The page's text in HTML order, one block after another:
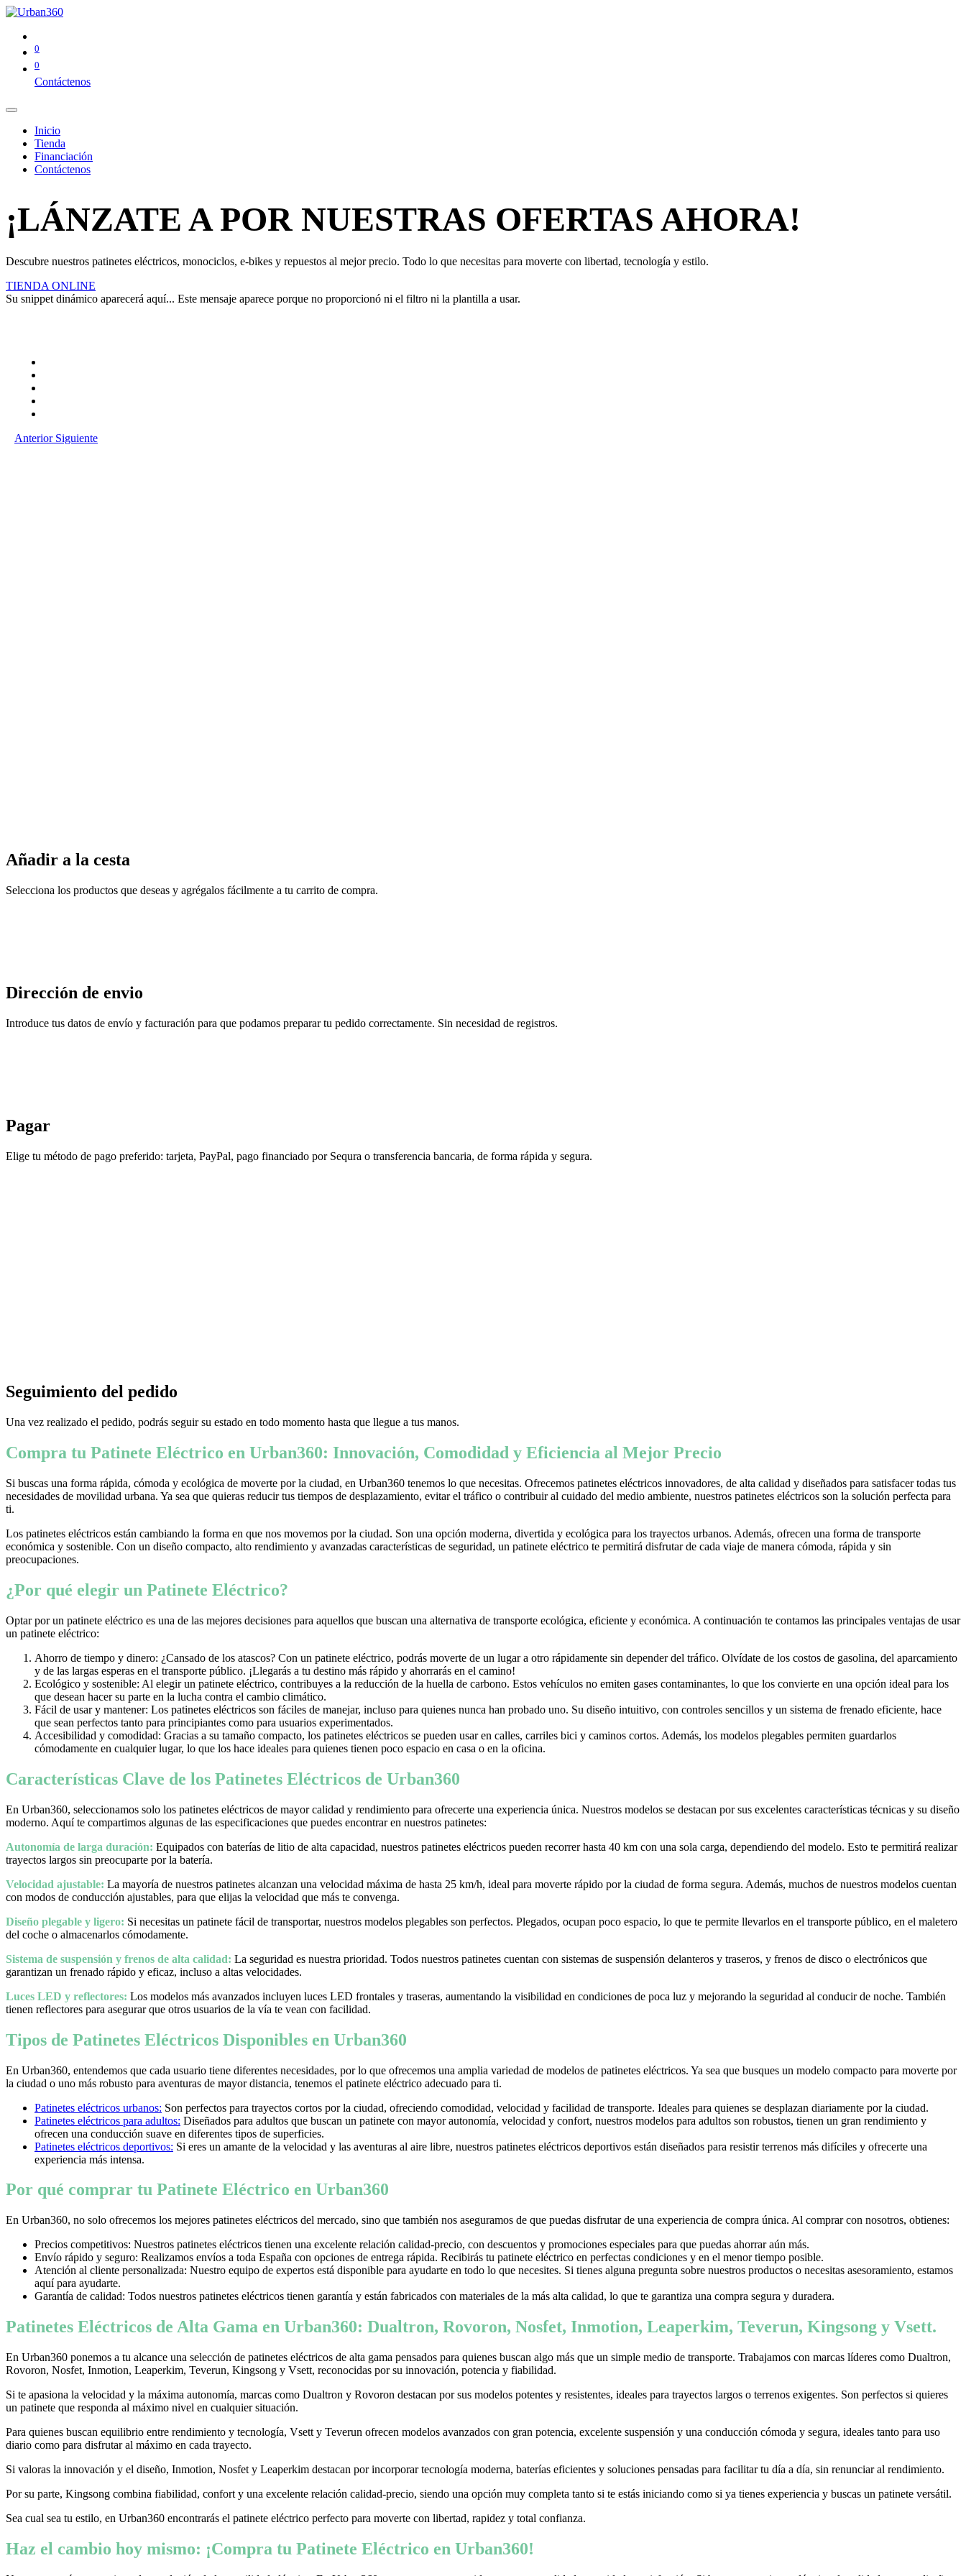
0
0
Contáctenos
Inicio
Tienda
Financiación
Contáctenos
¡LÁNZATE A POR NUESTRAS OFERTAS AHORA!
Descubre nuestros patinetes eléctricos, monociclos, e-bikes y repuestos al mejor precio. Todo lo que necesitas para moverte con libertad, tecnología y estilo.
TIENDA ONLINE
Su snippet dinámico aparecerá aquí... Este mensaje aparece porque no proporcionó ni el filtro ni la plantilla a usar.
Anterior Siguiente
Añadir a la cesta
Selecciona los productos que deseas y agrégalos fácilmente a tu carrito de compra.
Dirección de envio
Introduce tus datos de envío y facturación para que podamos preparar tu pedido correctamente. Sin necesidad de registros.
Pagar
Elige tu método de pago preferido: tarjeta, PayPal, pago financiado por Sequra o transferencia bancaria, de forma rápida y segura.
Seguimiento del pedido
Una vez realizado el pedido, podrás seguir su estado en todo momento hasta que llegue a tus manos.
Compra tu Patinete Eléctrico en Urban360: Innovación, Comodidad y Eficiencia al Mejor Precio
Si buscas una forma rápida, cómoda y ecológica de moverte por la ciudad, en Urban360 tenemos lo que necesitas. Ofrecemos patinetes eléctricos innovadores, de alta calidad y diseñados para satisfacer todas tus
necesidades de movilidad urbana. Ya sea que quieras reducir tus tiempos de desplazamiento, evitar el tráfico o contribuir al cuidado del medio ambiente, nuestros patinetes eléctricos son la solución perfecta para
ti.
Los patinetes eléctricos están cambiando la forma en que nos movemos por la ciudad. Son una opción moderna, divertida y ecológica para los trayectos urbanos. Además, ofrecen una forma de transporte
económica y sostenible. Con un diseño compacto, alto rendimiento y avanzadas características de seguridad, un patinete eléctrico te permitirá disfrutar de cada viaje de manera cómoda, rápida y sin
preocupaciones.
¿Por qué elegir un Patinete Eléctrico?
Optar por un patinete eléctrico es una de las mejores decisiones para aquellos que buscan una alternativa de transporte ecológica, eficiente y económica. A continuación te contamos las principales ventajas de usar
un patinete eléctrico:
Ahorro de tiempo y dinero: ¿Cansado de los atascos? Con un patinete eléctrico, podrás moverte de un lugar a otro rápidamente sin depender del tráfico. Olvídate de los costos de gasolina, del aparcamiento
y de las largas esperas en el transporte público. ¡Llegarás a tu destino más rápido y ahorrarás en el camino!
Ecológico y sostenible: Al elegir un patinete eléctrico, contribuyes a la reducción de la huella de carbono. Estos vehículos no emiten gases contaminantes, lo que los convierte en una opción ideal para los
que desean hacer su parte en la lucha contra el cambio climático.
Fácil de usar y mantener: Los patinetes eléctricos son fáciles de manejar, incluso para quienes nunca han probado uno. Su diseño intuitivo, con controles sencillos y un sistema de frenado eficiente, hace
que sean perfectos tanto para principiantes como para usuarios experimentados.
Accesibilidad y comodidad: Gracias a su tamaño compacto, los patinetes eléctricos se pueden usar en calles, carriles bici y caminos cortos. Además, los modelos plegables permiten guardarlos
cómodamente en cualquier lugar, lo que los hace ideales para quienes tienen poco espacio en casa o en la oficina.
Características Clave de los Patinetes Eléctricos de Urban360
En Urban360, seleccionamos solo los patinetes eléctricos de mayor calidad y rendimiento para ofrecerte una experiencia única. Nuestros modelos se destacan por sus excelentes características técnicas y su diseño
moderno. Aquí te compartimos algunas de las especificaciones que puedes encontrar en nuestros patinetes:
Autonomía de larga duración: Equipados con baterías de litio de alta capacidad, nuestros patinetes eléctricos pueden recorrer hasta 40 km con una sola carga, dependiendo del modelo. Esto te permitirá realizar
trayectos largos sin preocuparte por la batería.
Velocidad ajustable: La mayoría de nuestros patinetes alcanzan una velocidad máxima de hasta 25 km/h, ideal para moverte rápido por la ciudad de forma segura. Además, muchos de nuestros modelos cuentan
con modos de conducción ajustables, para que elijas la velocidad que más te convenga.
Diseño plegable y ligero: Si necesitas un patinete fácil de transportar, nuestros modelos plegables son perfectos. Plegados, ocupan poco espacio, lo que te permite llevarlos en el transporte público, en el maletero
del coche o almacenarlos cómodamente.
Sistema de suspensión y frenos de alta calidad: La seguridad es nuestra prioridad. Todos nuestros patinetes cuentan con sistemas de suspensión delanteros y traseros, y frenos de disco o electrónicos que
garantizan un frenado rápido y eficaz, incluso a altas velocidades.
Luces LED y reflectores: Los modelos más avanzados incluyen luces LED frontales y traseras, aumentando la visibilidad en condiciones de poca luz y mejorando la seguridad al conducir de noche. También
tienen reflectores para asegurar que otros usuarios de la vía te vean con facilidad.
Tipos de Patinetes Eléctricos Disponibles en Urban360
En Urban360, entendemos que cada usuario tiene diferentes necesidades, por lo que ofrecemos una amplia variedad de modelos de patinetes eléctricos. Ya sea que busques un modelo compacto para moverte por
la ciudad o uno más robusto para aventuras de mayor distancia, tenemos el patinete eléctrico adecuado para ti.
Patinetes eléctricos urbanos: Son perfectos para trayectos cortos por la ciudad, ofreciendo comodidad, velocidad y facilidad de transporte. Ideales para quienes se desplazan diariamente por la ciudad.
Patinetes eléctricos para adultos: Diseñados para adultos que buscan un patinete con mayor autonomía, velocidad y confort, nuestros modelos para adultos son robustos, tienen un gran rendimiento y
ofrecen una conducción suave en diferentes tipos de superficies.
Patinetes eléctricos deportivos: Si eres un amante de la velocidad y las aventuras al aire libre, nuestros patinetes eléctricos deportivos están diseñados para resistir terrenos más difíciles y ofrecerte una
experiencia más intensa.
Por qué comprar tu Patinete Eléctrico en Urban360
En Urban360, no solo ofrecemos los mejores patinetes eléctricos del mercado, sino que también nos aseguramos de que puedas disfrutar de una experiencia de compra única. Al comprar con nosotros, obtienes:
Precios competitivos: Nuestros patinetes eléctricos tienen una excelente relación calidad-precio, con descuentos y promociones especiales para que puedas ahorrar aún más.
Envío rápido y seguro: Realizamos envíos a toda España con opciones de entrega rápida. Recibirás tu patinete eléctrico en perfectas condiciones y en el menor tiempo posible.
Atención al cliente personalizada: Nuestro equipo de expertos está disponible para ayudarte en todo lo que necesites. Si tienes alguna pregunta sobre nuestros productos o necesitas asesoramiento, estamos
aquí para ayudarte.
Garantía de calidad: Todos nuestros patinetes eléctricos tienen garantía y están fabricados con materiales de la más alta calidad, lo que te garantiza una compra segura y duradera.
Patinetes Eléctricos de Alta Gama en Urban360: Dualtron, Rovoron, Nosfet, Inmotion, Leaperkim, Teverun, Kingsong y Vsett.
En Urban360 ponemos a tu alcance una selección de patinetes eléctricos de alta gama pensados para quienes buscan algo más que un simple medio de transporte. Trabajamos con marcas líderes como Dualtron,
Rovoron, Nosfet, Inmotion, Leaperkim, Teverun, Kingsong y Vsett, reconocidas por su innovación, potencia y fiabilidad.
Si te apasiona la velocidad y la máxima autonomía, marcas como Dualtron y Rovoron destacan por sus modelos potentes y resistentes, ideales para trayectos largos o terrenos exigentes. Son perfectos si quieres
un patinete que responda al máximo nivel en cualquier situación.
Para quienes buscan equilibrio entre rendimiento y tecnología, Vsett y Teverun ofrecen modelos avanzados con gran potencia, excelente suspensión y una conducción cómoda y segura, ideales tanto para uso
diario como para disfrutar al máximo en cada trayecto.
Si valoras la innovación y el diseño, Inmotion, Nosfet y Leaperkim destacan por incorporar tecnología moderna, baterías eficientes y soluciones pensadas para facilitar tu día a día, sin renunciar al rendimiento.
Por su parte, Kingsong combina fiabilidad, confort y una excelente relación calidad-precio, siendo una opción muy completa tanto si te estás iniciando como si ya tienes experiencia y buscas un patinete versátil.
Sea cual sea tu estilo, en Urban360 encontrarás el patinete eléctrico perfecto para moverte con libertad, rapidez y total confianza.
Haz el cambio hoy mismo: ¡Compra tu Patinete Eléctrico en Urban360!